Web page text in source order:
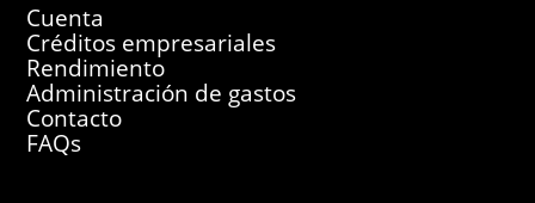
Cuenta
Créditos empresariales
Rendimiento
Administración de gastos
Contacto
FAQs